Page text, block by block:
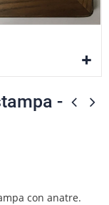
-
con anatre.